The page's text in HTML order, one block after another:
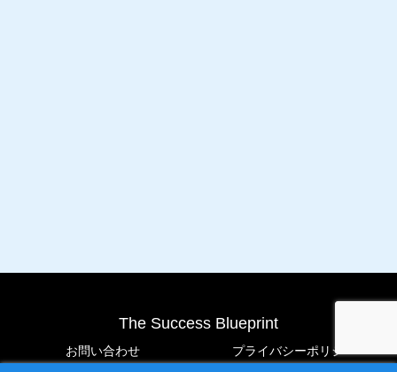
The Success Blueprint
お問い合わせ プライバシーポリシー